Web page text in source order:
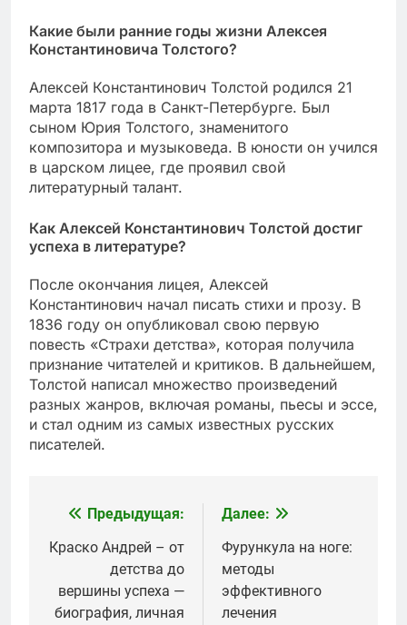
Какие были ранние годы жизни Алексея
Константиновича Толстого?
Алексей Константинович Толстой родился 21
марта 1817 года в Санкт-Петербурге. Был
сыном Юрия Толстого, знаменитого
композитора и музыковеда. В юности он учился
в царском лицее, где проявил свой
литературный талант.
Как Алексей Константинович Толстой достиг
успеха в литературе?
После окончания лицея, Алексей
Константинович начал писать стихи и прозу. В
1836 году он опубликовал свою первую
повесть «Страхи детства», которая получила
признание читателей и критиков. В дальнейшем,
Толстой написал множество произведений
разных жанров, включая романы, пьесы и эссе,
и стал одним из самых известных русских
писателей.
Навигация
по
записям
Предыдущая:
Краско Андрей – от
детства до
вершины успеха —
биография, личная
Далее:
Фурункула на ноге:
методы
эффективного
лечения